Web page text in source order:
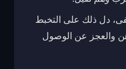
دل ذلك على التخبط
والعجز عن الوصول